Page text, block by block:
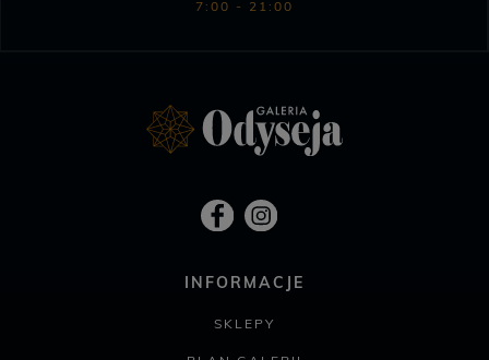
7:00 - 21:00
INFORMACJE
SKLEPY